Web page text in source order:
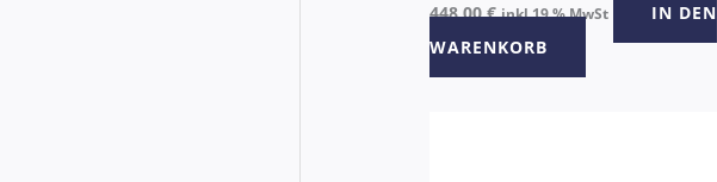
448,00€ inkl 19 % MwSt
IN DEN
WARENKORB